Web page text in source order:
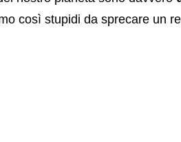
così stupidi da sprecare un